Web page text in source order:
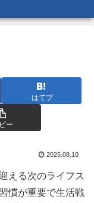
はてブ
ー
2025.08.10
える次のライフス
慣が重要で生活戦